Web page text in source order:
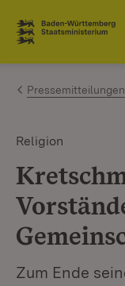
Zum Inhalt
Link zur Startseite
Pressemitteilungen
Religion
Zum Ende